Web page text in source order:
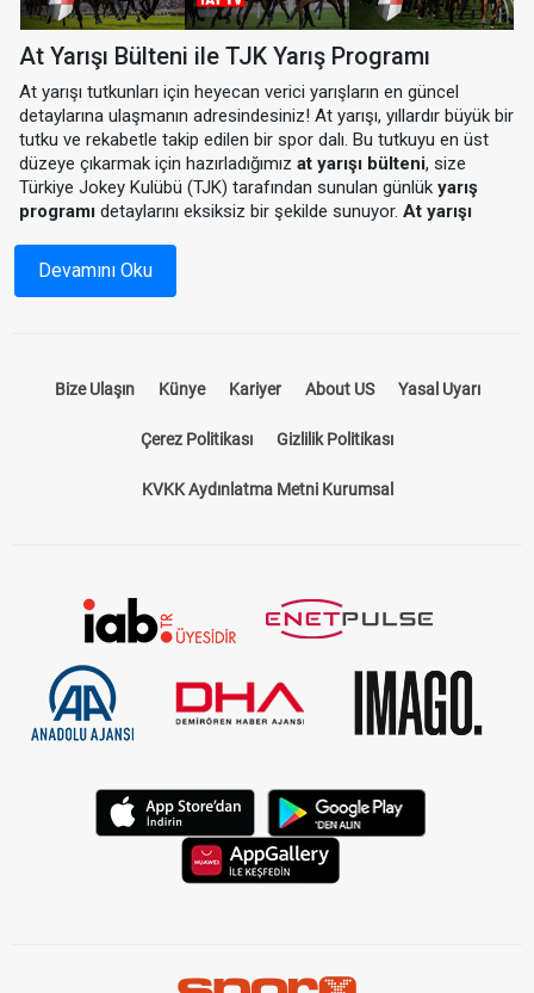
At Yarışı Bülteni ile TJK Yarış Programı
At yarışı tutkunları için heyecan verici yarışların en güncel
detaylarına ulaşmanın adresindesiniz! At yarışı, yıllardır büyük bir
tutku ve rekabetle takip edilen bir spor dalı. Bu tutkuyu en üst
düzeye çıkarmak için hazırladığımızat yarışı bülteni, size
Türkiye Jokey Kulübü (TJK) tarafından sunulan günlükyarış
programı detaylarını eksiksiz bir şekilde sunuyor.At yarışı
durumlarını önceden inceleyebilir, yarışlardan en iyi sonuçları
almak için stratejinizi oluşturabilirsiniz.
kapsamı bir rehberdir. Hangi hipodromda, hangi atların
ve pist koşullarını öğrenmek için ideal bir kaynaktır. Bizim
TJK Yarış Programı ile Güncel Bilgilere
Ulaşın
TJK yarış programı, Türkiye Jokey Kulübü tarafından her gün
koşulları gibi kritik bilgiler bu programda yer alır. Sitemizde yer
at yarışı programı
, bu bilgileri kolayca erişilebilir bir şekilde
sunar. Yarışseverlerin ihtiyacı olan her türlü detay tek bir
Devamını Oku
Bize Ulaşın Künye Kariyer About US Yasal Uyarı
Çerez Politikası Gizlilik Politikası
KVKK Aydınlatma Metni Kurumsal